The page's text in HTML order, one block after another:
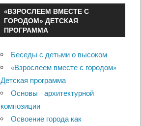
«ВЗРОСЛЕЕМ ВМЕСТЕ С
ГОРОДОМ» ДЕТСКАЯ
ПРОГРАММА
Беседы с детьми о высоком
«Взрослеем вместе с городом»
Детская программа
Основы архитектурной
композиции
Освоение города как